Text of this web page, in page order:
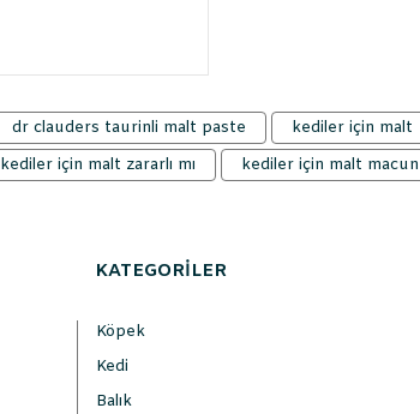
dr clauders taurinli malt paste kediler için malt
kediler için malt zararlı mı kediler için malt macun
KATEGORİLER
Köpek
Kedi
Balık